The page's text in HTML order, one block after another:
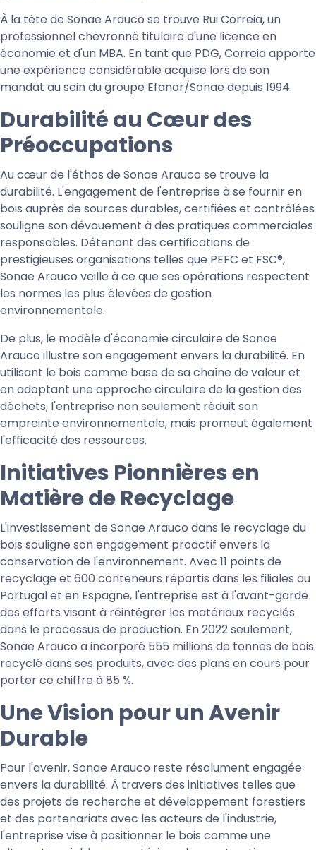
À la tête de Sonae Arauco se trouve Rui Correia, un
professionnel chevronné titulaire d'une licence en
économie et d'un MBA. En tant que PDG, Correia apporte
une expérience considérable acquise lors de son
mandat au sein du groupe Efanor/Sonae depuis 1994.
Durabilité au Cœur des
Préoccupations
Au cœur de l'éthos de Sonae Arauco se trouve la
durabilité. L'engagement de l'entreprise à se fournir en
bois auprès de sources durables, certifiées et contrôlées
souligne son dévouement à des pratiques commerciales
responsables. Détenant des certifications de
prestigieuses organisations telles que PEFC et FSC®,
Sonae Arauco veille à ce que ses opérations respectent
les normes les plus élevées de gestion
environnementale.
De plus, le modèle d'économie circulaire de Sonae
Arauco illustre son engagement envers la durabilité. En
utilisant le bois comme base de sa chaîne de valeur et
en adoptant une approche circulaire de la gestion des
déchets, l'entreprise non seulement réduit son
empreinte environnementale, mais promeut également
l'efficacité des ressources.
Initiatives Pionnières en
Matière de Recyclage
L'investissement de Sonae Arauco dans le recyclage du
bois souligne son engagement proactif envers la
conservation de l'environnement. Avec 11 points de
recyclage et 600 conteneurs répartis dans les filiales au
Portugal et en Espagne, l'entreprise est à l'avant-garde
des efforts visant à réintégrer les matériaux recyclés
dans le processus de production. En 2022 seulement,
Sonae Arauco a incorporé 555 millions de tonnes de bois
recyclé dans ses produits, avec des plans en cours pour
porter ce chiffre à 85 %.
Une Vision pour un Avenir
Durable
Pour l'avenir, Sonae Arauco reste résolument engagée
envers la durabilité. À travers des initiatives telles que
des projets de recherche et développement forestiers
et des partenariats avec les acteurs de l'industrie,
l'entreprise vise à positionner le bois comme une